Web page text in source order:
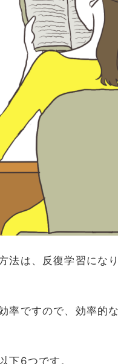
法は、反復学習になり
率ですので、効率的
下6つです。